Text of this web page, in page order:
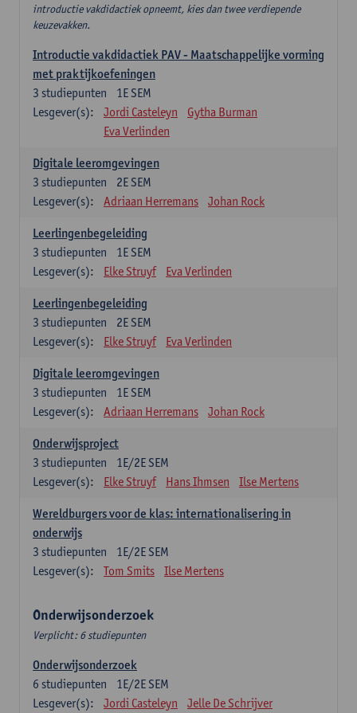
introductie vakdidactiek opneemt, kies dan twee verdiepende
keuzevakken.
Introductie vakdidactiek PAV - Maatschappelijke vorming
met praktijkoefeningen
1E SEM
3 studiepunten
Lesgever(s):
Jordi Casteleyn
Gytha Burman
Eva Verlinden
Digitale leeromgevingen
2E SEM
3 studiepunten
Lesgever(s):
Adriaan Herremans Johan Rock
Leerlingenbegeleiding
1E SEM
3 studiepunten
Lesgever(s):
Elke Struyf Eva Verlinden
Leerlingenbegeleiding
2E SEM
3 studiepunten
Lesgever(s):
Elke Struyf Eva Verlinden
Digitale leeromgevingen
1E SEM
3 studiepunten
Lesgever(s):
Adriaan Herremans Johan Rock
Onderwijsproject
1E/2E SEM
3 studiepunten
Lesgever(s):
Elke Struyf Hans Ihmsen Ilse Mertens
Wereldburgers voor de klas: internationalisering in
onderwijs
1E/2E SEM
3 studiepunten
Lesgever(s):
Tom Smits Ilse Mertens
Onderwijsonderzoek
Verplicht: 6 studiepunten
Onderwijsonderzoek
1E/2E SEM
6 studiepunten
Lesgever(s):
Jordi Casteleyn Jelle De Schrijver